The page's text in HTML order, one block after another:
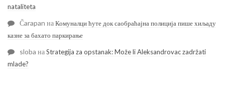
nataliteta
Čarapan наКомуналци ћуте док саобраћајна полиција пише хиљаду
казне за бахато паркирање
sloba наStrategija za opstanak: Može li Aleksandrovac zadržati
mlade?